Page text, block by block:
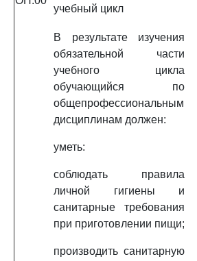
учебный цикл
В результате изучения
обязательной части
учебного цикла
обучающийся по
общепрофессиональным
дисциплинам должен:
уметь:
соблюдать правила
личной гигиены и
санитарные требования
при приготовлении пищи;
производить санитарную